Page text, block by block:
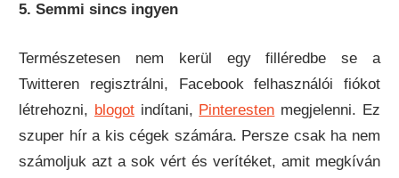
5. Semmi sincs ingyen
Természetesen nem kerül egy filléredbe se a
Twitteren regisztrálni, Facebook felhasználói fiókot
létrehozni, blogotindítani, Pinteresten megjelenni. Ez
szuper hír a kis cégek számára. Persze csak ha nem
számoljuk azt a sok vért és verítéket, amit megkíván